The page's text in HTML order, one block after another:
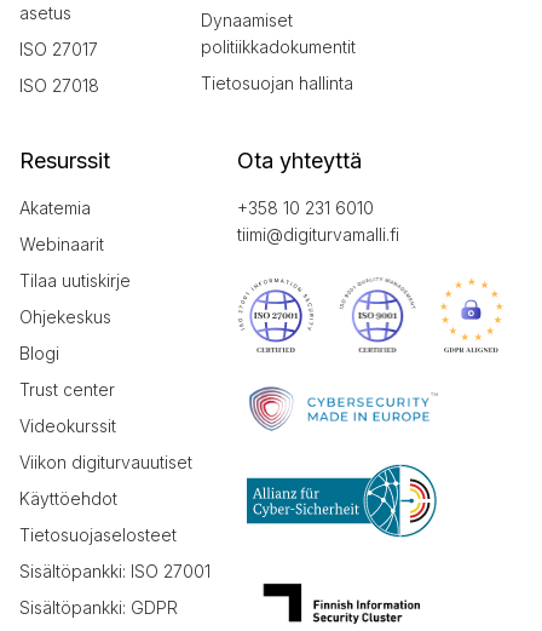
asetus
ISO 27017
ISO 27018
Dynaamiset
politiikkadokumentit
Tietosuojan hallinta
Resurssit
Akatemia
Webinaarit
Tilaa uutiskirje
Ohjekeskus
Blogi
Trust center
Videokurssit
Viikon digiturvauutiset
Käyttöehdot
Tietosuojaselosteet
Sisältöpankki: ISO 27001
Sisältöpankki: GDPR
Ota yhteyttä
+358 10 231 6010
tiimi@digiturvamalli.fi